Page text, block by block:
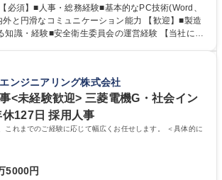
ィス担当として状況に応じて柔軟に対応いただくこ
怠・各種申請内容の確認■採用業務のサポート■来
診断、産業医面談、休職・復職手続き等の労務サ
用・各種社内案内■その他、拠点運営に関わる管理
日
必須】■人事・総務経験■基本的なPC技術(Word、
と円滑なコミュニケーション能力 【歓迎】■製造
・経験■安全衛生委員会の運営経験 【当社につ
ータグループであり福利厚生は充実しているとと
・資格 学歴：大学院 大学 高専
： 資格：
ンジニアリング株式会社
<未経験歓迎> 三菱電機G・社会イン
127日 採用人事
これまでのご経験に応じて幅広くお任せします。 ＜具体的に
5000円